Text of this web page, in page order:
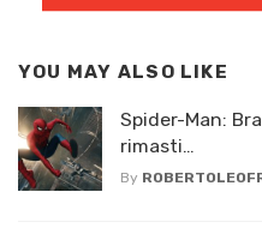
YOU MAY ALSO LIKE
Spider-Man:
rimasti…
By